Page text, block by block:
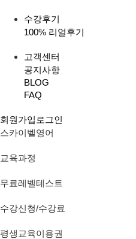
수강후기
100% 리얼후기
고객센터
공지사항
BLOG
FAQ
회원가입 로그인
스카이벨영어
교육과정
무료레벨테스트
수강신청/수강료
평생교육이용권